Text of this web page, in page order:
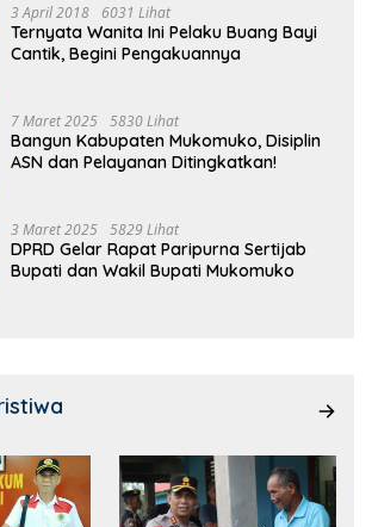
3 April 2018 6031 Lihat
Ternyata Wanita Ini Pelaku Buang Bayi
Cantik, Begini Pengakuannya
7 Maret 2025 5830 Lihat
Bangun Kabupaten Mukomuko, Disiplin
ASN dan Pelayanan Ditingkatkan!
3 Maret 2025 5829 Lihat
DPRD Gelar Rapat Paripurna Sertijab
Bupati dan Wakil Bupati Mukomuko